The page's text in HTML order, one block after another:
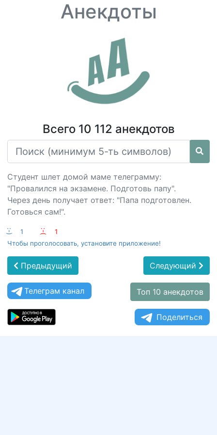
Анекдоты
Всего 10 112 анекдотов
Студент шлет домой маме телеграмму:
"Провалился на экзамене. Подготовь папу".
Через день получает ответ: "Папа подготовлен.
Готовься сам!".
:-) 1 :-(
1
Чтобы проголосовать, установите приложение!
Предыдущий Следующий
Телеграм канал Топ 10 анекдотов
Поделиться